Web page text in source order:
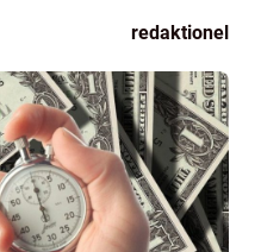
redaktionel